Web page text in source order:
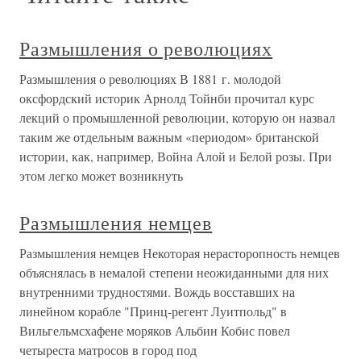
Размышления о революциях
Размышления о революциях В 1881 г. молодой
оксфордский историк Арнолд Тойнби прочитал курс
лекций о промышленной революции, которую он назвал
таким же отдельным важным «периодом» британской
истории, как, например, Война Алой и Белой розы. При
этом легко может возникнуть
Размышления немцев
Размышления немцев Некоторая нерасторопность немцев
объяснялась в немалой степени неожиданными для них
внутренними трудностями. Вождь восставших на
линейном корабле "Принц-регент Луитпольд" в
Вильгельмсхафене моряков Альбин Кобис повел
четыреста матросов в город под